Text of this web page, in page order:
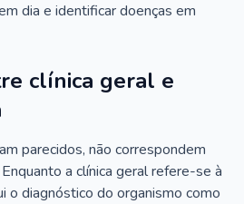
dia e identificar doenças em
clínica geral e
parecidos, não correspondem
a clínica geral refere-se à
o diagnóstico do organismo como